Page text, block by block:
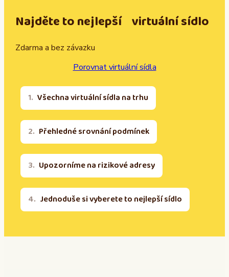
Najděte to nejlepší virtuální sídlo
Zdarma a bez závazku
Porovnat virtuální sídla
Všechna virtuální sídla na trhu
Přehledné srovnání podmínek
Upozorníme na rizikové adresy
Jednoduše si vyberete to nejlepší sídlo